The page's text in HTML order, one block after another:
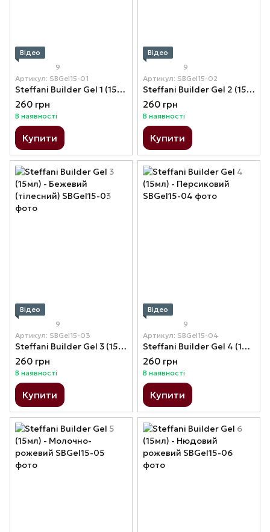
Відео
9
Артикул: SBGel15-01
Steffani Builder Gel 1 (15мл) - Прозорий
260 грн
В наявності
Купити
Відео
9
Артикул: SBGel15-02
Steffani Builder Gel 2 (15мл) - Молочний
260 грн
В наявності
Купити
Відео
9
Артикул: SBGel15-03
Steffani Builder Gel 3 (15мл) - Бежевий (тілесний)
260 грн
В наявності
Купити
Відео
9
Артикул: SBGel15-04
Steffani Builder Gel 4 (15мл) - Персиковий
260 грн
В наявності
Купити